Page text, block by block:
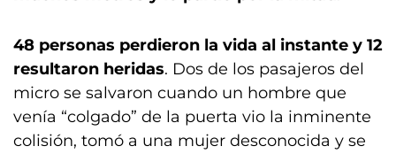
48 personas perdieron la vida al instante y 12
resultaron heridas. Dos de los pasajeros del
micro se salvaron cuando un hombre que
venía “colgado” de la puerta vio la inminente
colisión, tomó a una mujer desconocida y se